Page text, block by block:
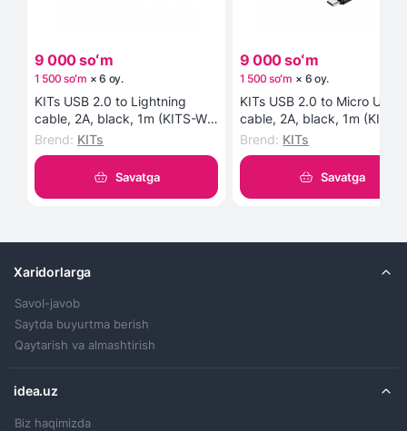
9 000 soʻm
1 500 soʻm ×6 oy.
KITs USB 2.0 to Lightning
cable, 2A, black, 1m (KITS-W-
003) kabeli
Brend: KITs
Savatga
9 000 soʻm
1 500 soʻm × 6 oy.
KITs USB 2.0 to Micro USB
cable, 2A, black, 1m (KITS-
002) kabeli
Brend: KITs
Savatga
Xaridorlarga
Savol-javob
Saytda buyurtma berish
Qaytarish va almashtirish
idea.uz
Biz haqimizda